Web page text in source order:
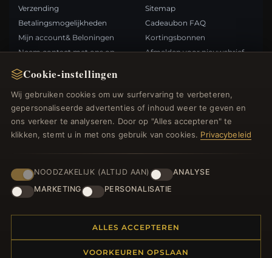
Cookie-instellingen
Wij gebruiken cookies om uw surfervaring te verbeteren,
gepersonaliseerde advertenties of inhoud weer te geven en
ons verkeer te analyseren. Door op "Alles accepteren" te
klikken, stemt u in met ons gebruik van cookies. Privacybeleid
NOODZAKELIJK (ALTIJD AAN)
ANALYSE
MARKETING
PERSONALISATIE
ALLES ACCEPTEREN
VOORKEUREN OPSLAAN
Verzending
Betalingsmogelijkheden
Mijn account& Beloningen
Neem contact met ons op
Sitemap
Cadeaubon FAQ
Kortingsbonnen
Afmelden voor nieuwsbrief
Nieuwe producten
Specials
Blog
Inloggen
BETAALMETHODEN
© 2012–2026Bedelsoutlet.nl . Alle rechten